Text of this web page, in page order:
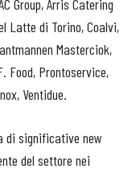
Group, Arris Catering
Latte di Torino, Coalvi,
Masterciok,
Food, Prontoservice,
Ventidue.
di significative new
del settore nei